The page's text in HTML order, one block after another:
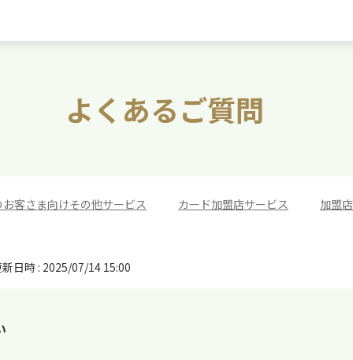
よくあるご質問
客さま向けその他サービス カード加盟店サービス 加盟
日時 : 2025/07/14 15:00